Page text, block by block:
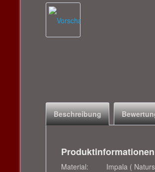
Beschreibung
Material: Impala (